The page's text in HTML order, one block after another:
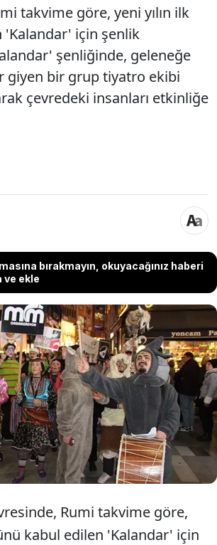
takvime göre, yeni yılın ilk
'Kalandar' için şenlik
şenliğinde, geleneğe
giyen bir grup tiyatro ekibi
çevredeki insanları etkinliğe
bırakmayın, okuyacağınız haberi
ve ekle
Rumi takvime göre, yeni yılın ilk
adı olan 'Kalandar' için şenlik
'Kalandar' şenliğinde, geleneğe
giyen bir grup tiyatro ekibi
okuyarak çevredeki insanları etkinliğe
Rumi takvime göre,
kabul edilen 'Kalandar' için